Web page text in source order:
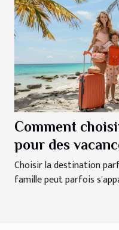
Comment
pour des
famille
Choisir la destination
famille peut parfois